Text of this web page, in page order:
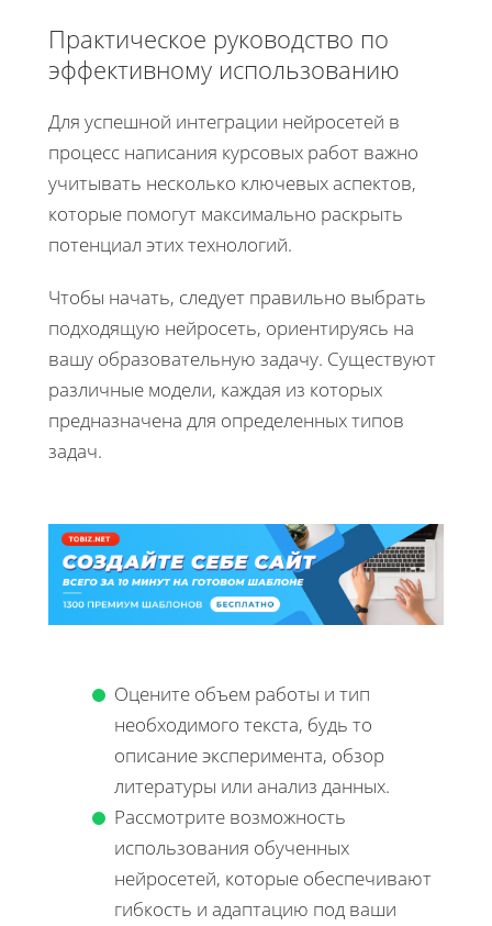
Практическое руководство по
эффективному использованию
Для успешной интеграции нейросетей в
процесс написания курсовых работ важно
учитывать несколько ключевых аспектов,
которые помогут максимально раскрыть
потенциал этих технологий.
Чтобы начать, следует правильно выбрать
подходящую нейросеть, ориентируясь на
вашу образовательную задачу. Существуют
различные модели, каждая из которых
предназначена для определенных типов
задач.
Оцените объем работы и тип
необходимого текста, будь то
описание эксперимента, обзор
литературы или анализ данных.
Рассмотрите возможность
использования обученных
нейросетей, которые обеспечивают
гибкость и адаптацию под ваши